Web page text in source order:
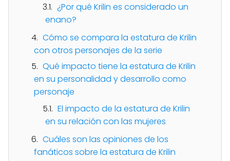
¿Por qué Krilin es considerado un
enano?
Cómo se compara la estatura de Krilin
con otros personajes de la serie
Qué impacto tiene la estatura de Krilin
en su personalidad y desarrollo como
personaje
El impacto de la estatura de Krilin
en su relación con las mujeres
Cuáles son las opiniones de los
fanáticos sobre la estatura de Krilin